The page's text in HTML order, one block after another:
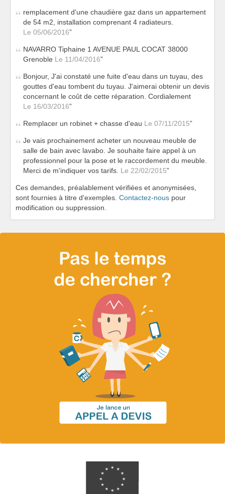
remplacement d'une chaudière gaz dans un appartement
de 54 m2, installation comprenant 4 radiateurs.
Le 05/06/2016
NAVARRO Tiphaine 1 AVENUE PAUL COCAT 38000
Grenoble Le 11/04/2016
Bonjour, J'ai constaté une fuite d'eau dans un tuyau, des
gouttes d'eau tombent du tuyau. J'aimerai obtenir un devis
concernant le coût de cette réparation. Cordialement
Le 16/03/2016
Remplacer un robinet + chasse d'eau Le 07/11/2015
Je vais prochainement acheter un nouveau meuble de
salle de bain avec lavabo. Je souhaite faire appel à un
professionnel pour la pose et le raccordement du meuble.
Merci de m'indiquer vos tarifs. Le 22/02/2015
Ces demandes, préalablement vérifiées et anonymisées,
sont fournies à titre d'exemples. Contactez-nous pour
modification ou suppression.